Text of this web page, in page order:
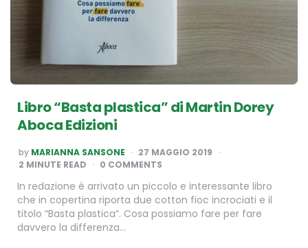
Libro “Basta plastica” di Martin Dorey
Aboca Edizioni
POSTED
BY
by MARIANNA SANSONE
27 MAGGIO 2019
2 MINUTE READ 0 COMMENTS
In redazione è arrivato un piccolo e interessante libro
che in copertina riporta due cotton fioc incrociati e il
titolo “Basta plastica“. Cosa possiamo fare per fare
davvero la differenza…